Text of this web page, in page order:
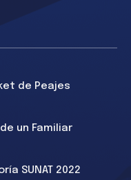
de Peajes
un Familiar
SUNAT 2022